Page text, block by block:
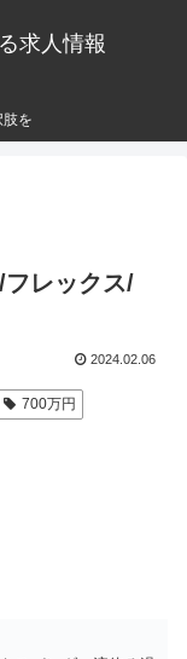
求人情報
を
フレックス/
2024.02.06
700万円